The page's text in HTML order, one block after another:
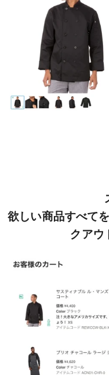
欲しい商品すべて
クアウ